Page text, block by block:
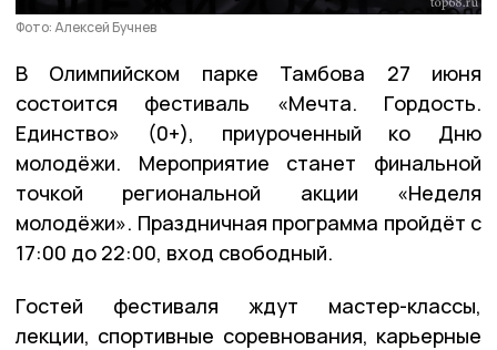
Фото: Алексей Бучнев
В Олимпийском парке Тамбова 27 июня
состоится фестиваль «Мечта. Гордость.
Единство» (0+), приуроченный ко Дню
молодёжи. Мероприятие станет финальной
точкой региональной акции «Неделя
молодёжи». Праздничная программа пройдёт с
17:00 до 22:00, вход свободный.
Гостей фестиваля ждут мастер-классы,
лекции, спортивные соревнования, карьерные